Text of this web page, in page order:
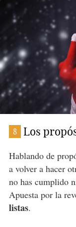
8 Los
Hablando de
a volver a hacer
no has cumplido
Apuesta por la
listas.